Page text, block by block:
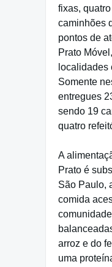
fixas,
caminhões
pontos de
Prato
localidades
Somente
entregues
sendo 19
quatro
A
Prato é
São Paulo,
comida
arroz e do
uma